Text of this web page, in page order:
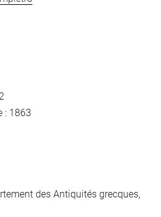
: 1863
des Antiquités grecques,